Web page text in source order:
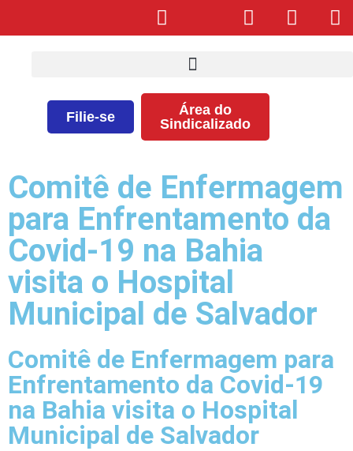
Filie-se
Área do
Sindicalizado
Comitê de Enfermagem
para Enfrentamento da
Covid-19 na Bahia
visita o Hospital
Municipal de Salvador
Comitê de Enfermagem para
Enfrentamento da Covid-19
na Bahia visita o Hospital
Municipal de Salvador